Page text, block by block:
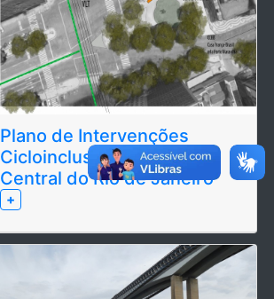
Plano de Intervenções
Cicloinclusivas na área
Central do Rio de Janeiro
+